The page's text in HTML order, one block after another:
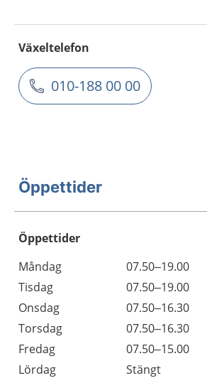
Växeltelefon
010-188 00 00
Öppettider
Öppettider
Dag
Öppettider
Kommentarer
Måndag
07.50–19.00
Tisdag
07.50–19.00
Onsdag
07.50–16.30
Torsdag
07.50–16.30
Fredag
07.50–15.00
Lördag
Stängt